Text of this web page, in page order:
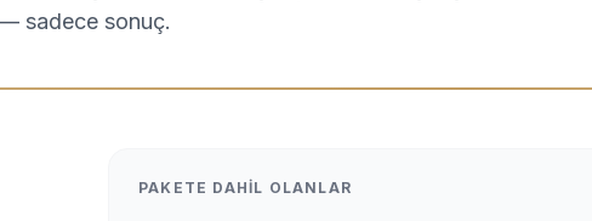
sadece sonuç.
PAKETE DAHIL OLANLAR